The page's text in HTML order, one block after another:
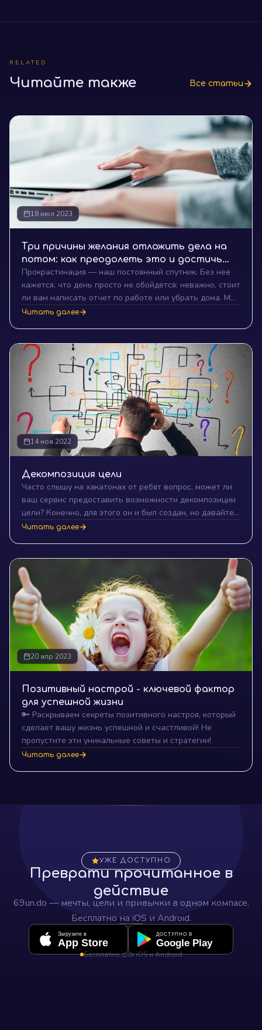
RELATED
Читайте также Все статьи
18 июл 2023
Три причины желания отложить дела на
потом: как преодолеть это и достичь
успеха
Прокрастинация — наш постоянный спутник. Без нее
кажется, что день просто не обойдется: неважно, стоит
ли вам написать отчет по работе или убрать дома. Мы
все знакомы с ситуациями, когда нам хочется отложить
основные причины этого явления.
Читать далее
14 ноя 2022
Декомпозиция цели
Часто слышу на хакатонах от ребят вопрос, может ли
ваш сервис предоставить возможности декомпозиции
цели? Конечно, для этого он и был создан, но давайте
прежде всего поймём, что же есть на самом деле
Читать далее
20 апр 2023
Позитивный настрой - ключевой фактор
для успешной жизни
🔑 Раскрываем секреты позитивного настроя, который
сделает вашу жизнь успешной и счастливой! Не
пропустите эти уникальные советы и стратегии!
Читать далее
УЖЕ ДОСТУПНО
Преврати прочитанное в
действие
69un.do — мечты, цели и привычки в одном компасе.
Бесплатно на iOS и Android.
Загрузите в
App Store
ДОСТУПНО В
Google Play
Бесплатно для iOS и Android